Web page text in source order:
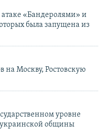
«Бандеролями» и
была запущена из
на Москву, Ростовскую
уровне
украинской общины